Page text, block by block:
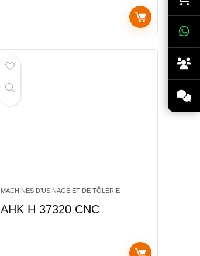
MACHINES D’USINAGE ET DE TÔLERIE
AHK H 37320 CNC